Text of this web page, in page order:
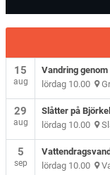
15
aug
Vandring
lördag 10.00
29
aug
Slåtter på
lördag 10.00
5
sep
lördag 10.00